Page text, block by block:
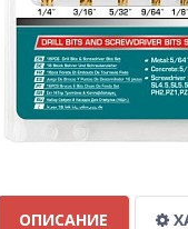
ОПИСАНИЕ